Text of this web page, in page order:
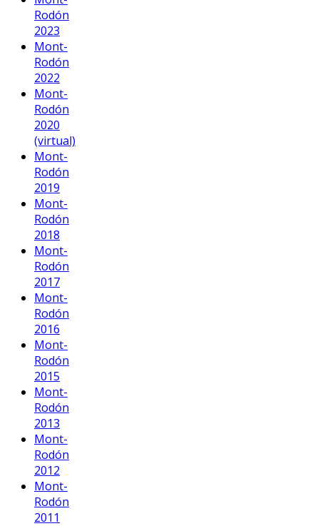
Rodón
2023
Mont-
Rodón
2022
Mont-
Rodón
2020
(virtual)
Mont-
Rodón
2019
Mont-
Rodón
2018
Mont-
Rodón
2017
Mont-
Rodón
2016
Mont-
Rodón
2015
Mont-
Rodón
2013
Mont-
Rodón
2012
Mont-
Rodón
2011